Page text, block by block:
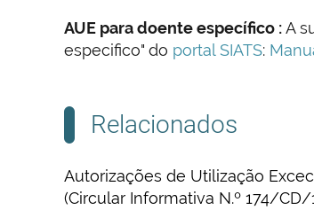
AUE para doente específico :A
especifico" do portal SIATS:
Relacionados
Autorizações de Utilização
(Circular Informativa N.º 174/CD/